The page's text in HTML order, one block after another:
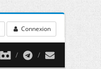
Connexion